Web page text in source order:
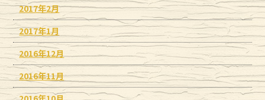
2017年2月
2017年1月
2016年12月
2016年11月